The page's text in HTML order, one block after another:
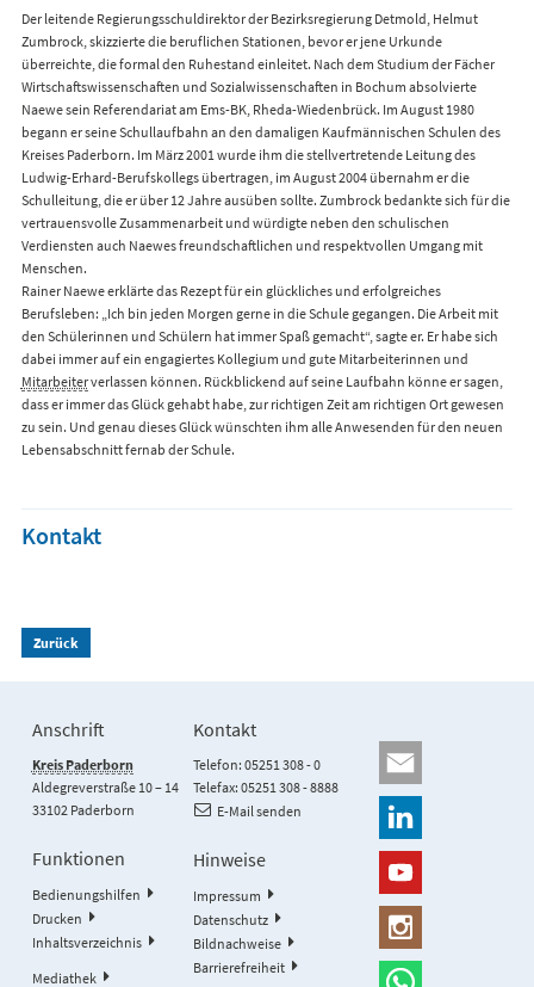
Der leitende Regierungsschuldirektor der Bezirksregierung Detmold, Helmut
Zumbrock, skizzierte die beruflichen Stationen, bevor er jene Urkunde
überreichte, die formal den Ruhestand einleitet. Nach dem Studium der Fächer
Wirtschaftswissenschaften und Sozialwissenschaften in Bochum absolvierte
Naewe sein Referendariat am Ems-BK, Rheda-Wiedenbrück. Im August 1980
begann er seine Schullaufbahn an den damaligen Kaufmännischen Schulen des
Kreises Paderborn. Im März 2001 wurde ihm die stellvertretende Leitung des
Ludwig-Erhard-Berufskollegs übertragen, im August 2004 übernahm er die
Schulleitung, die er über 12 Jahre ausüben sollte. Zumbrock bedankte sich für die
vertrauensvolle Zusammenarbeit und würdigte neben den schulischen
Verdiensten auch Naewes freundschaftlichen und respektvollen Umgang mit
Menschen.
Rainer Naewe erklärte das Rezept für ein glückliches und erfolgreiches
Berufsleben: „Ich bin jeden Morgen gerne in die Schule gegangen. Die Arbeit mit
den Schülerinnen und Schülern hat immer Spaß gemacht“, sagte er. Er habe sich
dabei immer auf ein engagiertes Kollegium und gute Mitarbeiterinnen und
Mitarbeiterverlassen können. Rückblickend auf seine Laufbahn könne er sagen,
dass er immer das Glück gehabt habe, zur richtigen Zeit am richtigen Ort gewesen
zu sein. Und genau dieses Glück wünschten ihm alle Anwesenden für den neuen
Lebensabschnitt fernab der Schule.
Kontakt
Zurück
Anschrift
Kreis Paderborn
Aldegreverstraße 10 – 14
33102 Paderborn
Kontakt
Telefon: 05251 308 - 0
Telefax: 05251 308 - 8888
E-Mail senden
Funktionen
Bedienungshilfen
Drucken
Inhaltsverzeichnis
Mediathek
Hinweise
Impressum
Datenschutz
Bildnachweise
Barrierefreiheit